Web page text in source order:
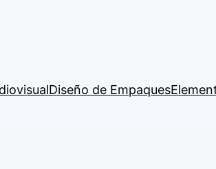
Diseño de Empaques